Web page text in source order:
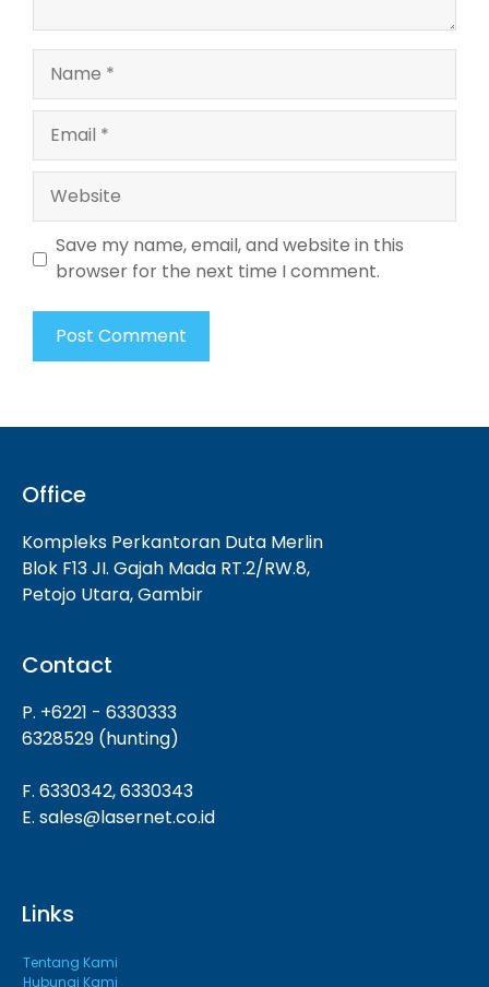
Website
Save my name, email, and website in this
browser for the next time I comment.
Office
Kompleks Perkantoran Duta Merlin
Blok F13 JI. Gajah Mada RT.2/RW.8,
Petojo Utara, Gambir
Contact
P. +6221 - 6330333
6328529 (hunting)
F. 6330342, 6330343
E. sales@lasernet.co.id
Links
Tentang Kami
Hubungi Kami